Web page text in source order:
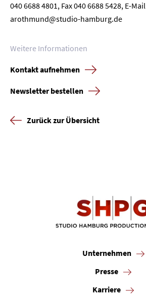
040 6688 4801, Fax 040 6688 5428, E-Mail
arothmund@studio-hamburg.de
Weitere Informationen
Kontakt aufnehmen
Newsletter bestellen
Zurück zur Übersicht
Unternehmen
Presse
Karriere